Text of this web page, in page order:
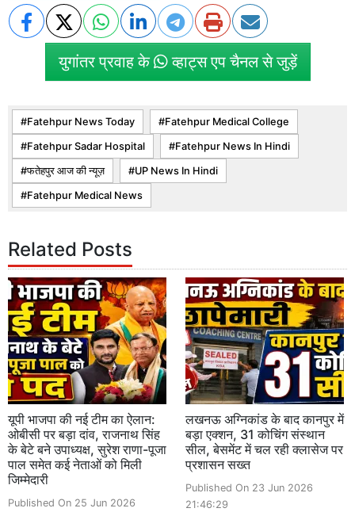
युगांतर प्रवाह के व्हाट्स एप चैनल से जुड़ें
Fatehpur News Today Fatehpur Medical College
Fatehpur Sadar Hospital Fatehpur News In Hindi
फतेहपुर आज की न्यूज़ UP News In Hindi
Fatehpur Medical News
Related Posts
यूपी भाजपा की नई टीम का ऐलान:
ओबीसी पर बड़ा दांव, राजनाथ सिंह
के बेटे बने उपाध्यक्ष, सुरेश राणा-पूजा
पाल समेत कई नेताओं को मिली
जिम्मेदारी
Published On 25 Jun 2026
लखनऊ अग्निकांड के बाद कानपुर में
बड़ा एक्शन, 31 कोचिंग संस्थान
सील, बेसमेंट में चल रही क्लासेज पर
प्रशासन सख्त
Published On 23 Jun 2026
21:46:29